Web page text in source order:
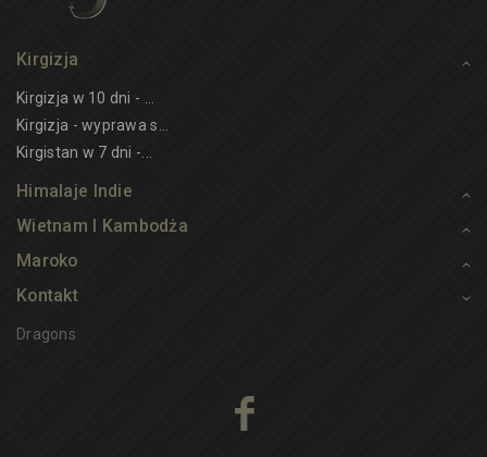
Kirgizja
Kirgizja w 10 dni - ...
Kirgizja - wyprawa s...
Kirgistan w 7 dni -...
Himalaje Indie
Wietnam I Kambodża
Maroko
Kontakt
Dragons